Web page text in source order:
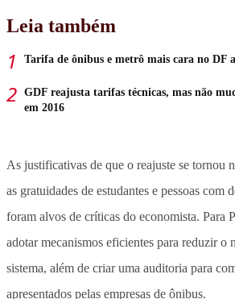
Leia também
Tarifa de ônibus e metrô mais cara no DF
GDF reajusta tarifas técnicas, mas não
em 2016
As justificativas de que o reajuste se tornou
as gratuidades de estudantes e pessoas com
foram alvos de críticas do economista. Para
adotar mecanismos eficientes para reduzir o
sistema, além de criar uma auditoria para
apresentados pelas empresas de ônibus.